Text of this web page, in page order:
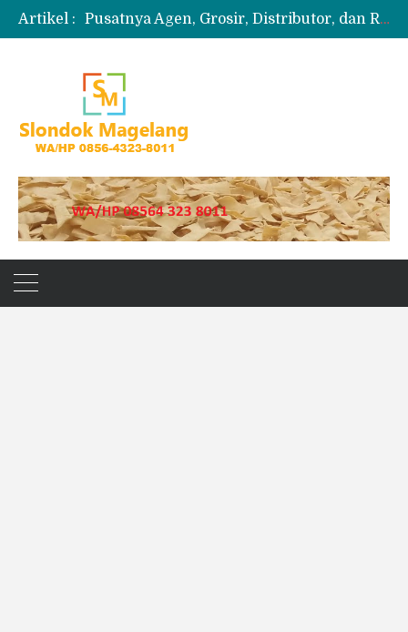
Artikel :
Pusatnya Agen, Grosir, Distributor, dan Reseller Puyur Koin
Produksi Slondok
Jual Puyur Koin Mentah 1 Ball 5 kg